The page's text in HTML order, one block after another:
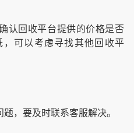
回收平台提供的价格是否
可以考虑寻找其他回收平
要及时联系客服解决。